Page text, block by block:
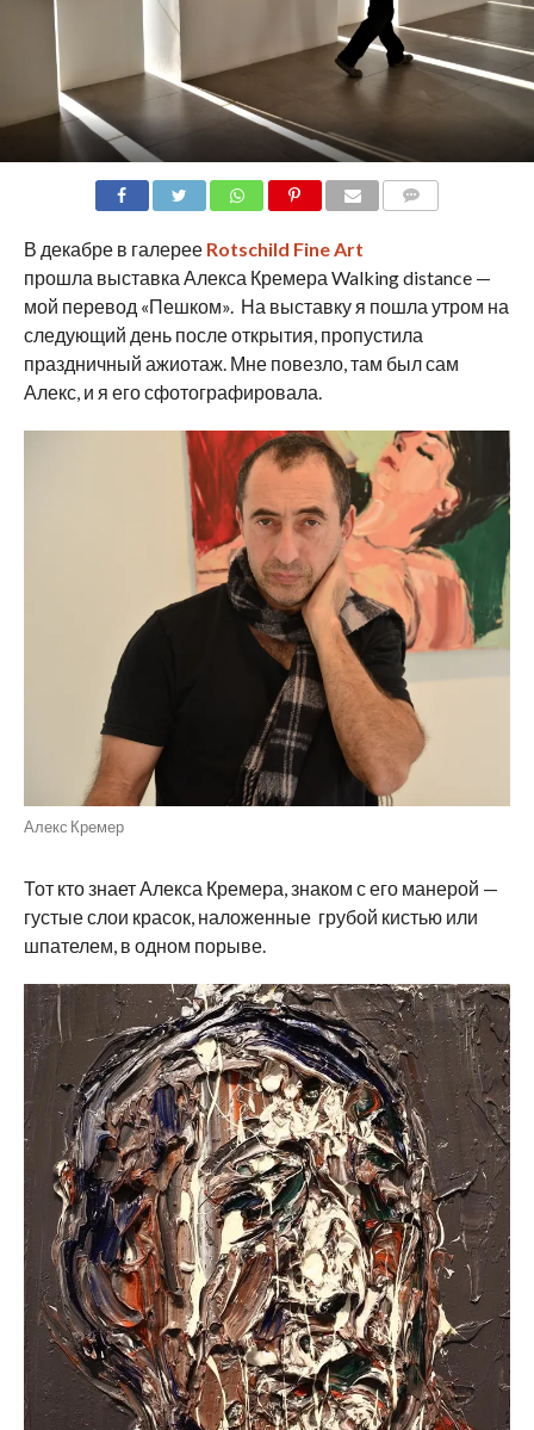
В декабре в галерее Rotschild Fine Art
прошла выставка Алекса Кремера Walking distance —
мой перевод «Пешком». На выставку я пошла утром на
следующий день после открытия, пропустила
праздничный ажиотаж. Мне повезло, там был сам
Алекс, и я его сфотографировала.
Алекс Кремер
Тот кто знает Алекса Кремера, знаком с его манерой —
густые слои красок, наложенные грубой кистью или
шпателем, в одном порыве.